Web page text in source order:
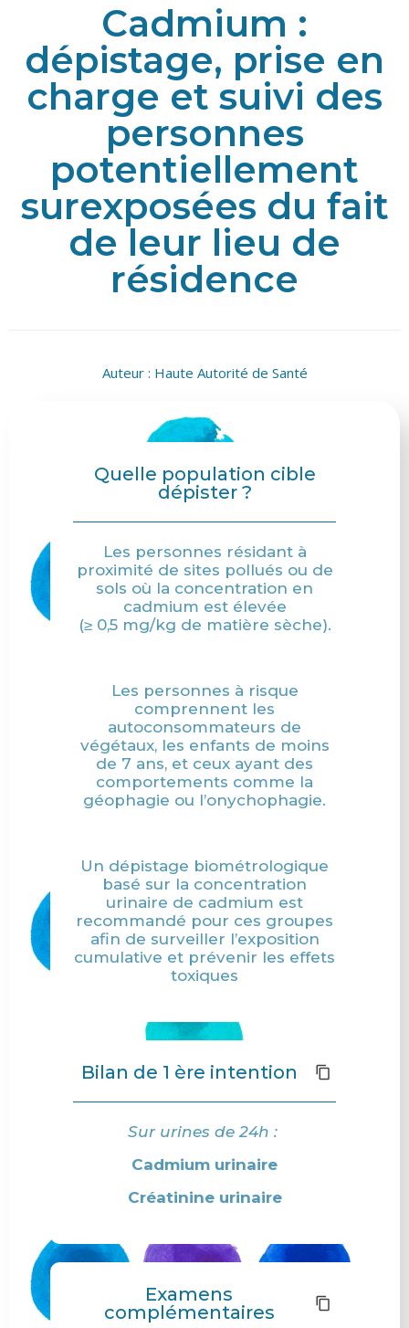
Cadmium :
dépistage, prise en
charge et suivi des
personnes
potentiellement
surexposées du fait
de leur lieu de
résidence
Auteur : Haute Autorité de Santé
Quelle population cible
dépister ?
Les personnes résidant à
proximité de sites pollués ou de
sols où la concentration en
cadmium est élevée
(≥ 0,5 mg/kg de matière sèche).
Les personnes à risque
comprennent les
autoconsommateurs de
végétaux, les enfants de moins
de 7 ans, et ceux ayant des
comportements comme la
géophagie ou l’onychophagie.
Un dépistage biométrologique
basé sur la concentration
urinaire de cadmium est
recommandé pour ces groupes
afin de surveiller l’exposition
cumulative et prévenir les effets
toxiques
Bilan de 1 ère intention
Sur urines de 24h :
Cadmium urinaire
Créatinine urinaire
Examens
complémentaires